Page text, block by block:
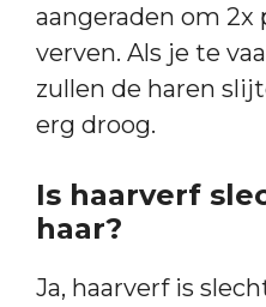
aangeraden om 2x
verven. Als je te
zullen de haren
erg droog.
Is haarverf
haar?
Ja, haarverf is